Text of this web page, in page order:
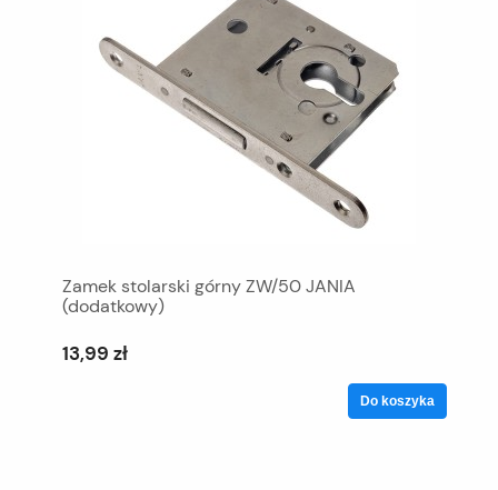
Zamek stolarski górny ZW/50 JANIA
(dodatkowy)
13,99 zł
Do koszyka